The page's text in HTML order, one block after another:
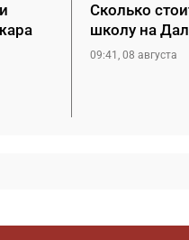
Сколько
школу на
09:41, 08 августа